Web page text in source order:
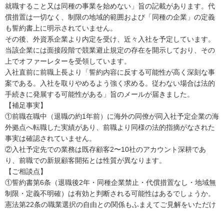
就職すること又は同種の事業を始めない」旨の記載があります。代
償措置は一切なく、制限の地域的範囲および「同種の企業」の定義
も誓約書上に明示されていません。
その後、外資系企業より内定を受け、近々入社を予定しています。
当該企業には面接段階で競業避止規定の存在を開示しており、その
上でオファーレターを受領しています。
入社直前に前職上長より「誓約内容に反する可能性が高く深刻な事
案である。入社を取りやめるよう強く求める。従わない場合は法的
手続きに発展する可能性がある」旨のメールが届きました。
【補足事実】
①前職在職中（退職の約1年前）に海外の同僚が同入社予定企業の海
外拠点へ転職した実績があり、前職より同様の法的指摘がなされた
事実は確認されていません。
②入社予定先での業務は既存顧客2〜10社のアカウント深耕であ
り、前職での新規顧客開拓とは性質が異なります。
【ご相談点】
①誓約書第6条（退職後2年・同種企業禁止・代償措置なし・地域無
制限・定義不明確）は有効と判断される可能性はあるでしょうか。
憲法第22条の職業選択の自由との関係もふまえてご見解をいただけ